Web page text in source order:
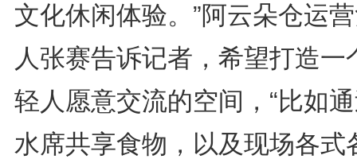
文化休闲体验。”阿云朵仓运
人张赛告诉记者，希望打造一
轻人愿意交流的空间，“比如
水席共享食物，以及现场各式